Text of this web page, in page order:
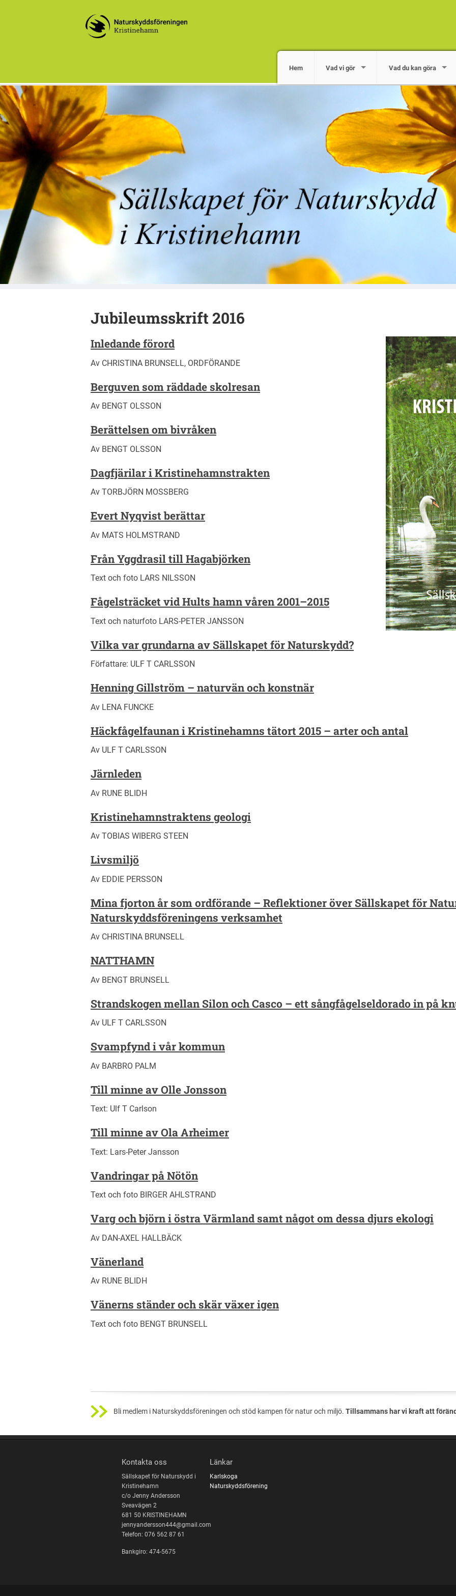
Hem Vad vi gör Vad du kan göra
Kristinehamns Naturskyddsforening
Jubileumsskrift 2016
Inledande förord
Av CHRISTINA BRUNSELL, ORDFÖRANDE
Berguven som räddade skolresan
Av BENGT OLSSON
Berättelsen om bivråken
Av BENGT OLSSON
Dagfjärilar i Kristinehamnstrakten
Av TORBJÖRN MOSSBERG
Evert Nyqvist berättar
Av MATS HOLMSTRAND
Från Yggdrasil till Hagabjörken
Text och foto LARS NILSSON
Fågelsträcket vid Hults hamn våren 2001–2015
Text och naturfoto LARS-PETER JANSSON
Vilka var grundarna av Sällskapet för Naturskydd?
Författare: ULF T CARLSSON
Henning Gillström – naturvän och konstnär
Av LENA FUNCKE
Häckfågelfaunan i Kristinehamns tätort 2015 – arter och antal
Av ULF T CARLSSON
Järnleden
Av RUNE BLIDH
Kristinehamnstraktens geologi
Av TOBIAS WIBERG STEEN
Livsmiljö
Av EDDIE PERSSON
Mina fjorton år som ordförande – Reflektioner över Sällskapet för
Naturskyddsföreningens verksamhet
Av CHRISTINA BRUNSELL
NATTHAMN
Av BENGT BRUNSELL
Strandskogen mellan Silon och Casco – ett sångfågelseldorado in på
Av ULF T CARLSSON
Svampfynd i vår kommun
Av BARBRO PALM
Till minne av Olle Jonsson
Text: Ulf T Carlson
Till minne av Ola Arheimer
Text: Lars-Peter Jansson
Vandringar på Nötön
Text och foto BIRGER AHLSTRAND
Varg och björn i östra Värmland samt något om dessa djurs ekologi
Av DAN-AXEL HALLBÄCK
Vänerland
Av RUNE BLIDH
Vänerns ständer och skär växer igen
Text och foto BENGT BRUNSELL
Bli medlem i Naturskyddsföreningen och stöd kampen för natur och miljö. Tillsammans har vi kraft att
Kontakta oss
Sällskapet för Naturskydd i
Kristinehamn
c/o Jenny Andersson
Sveavägen 2
681 50 KRISTINEHAMN
jennyandersson444@gmail.com
Telefon: 076 562 87 61
Bankgiro: 474-5675
Länkar
Karlskoga
Naturskyddsförening